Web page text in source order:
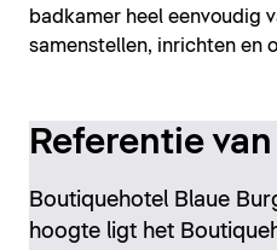
badkamer heel eenvoudig
samenstellen, inrichten en
Referentie
Boutiquehotel Blaue
hoogte ligt het